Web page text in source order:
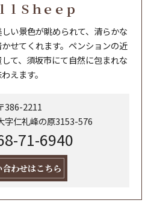
ｌＳｈｅｅｐ
い景色が眺められて、清らかな
せてくれます。ペンションの近
て、須坂市にて自然に包まれな
えます。
386-2211
字仁礼峰の原3153-576
71-6940
合わせはこちら